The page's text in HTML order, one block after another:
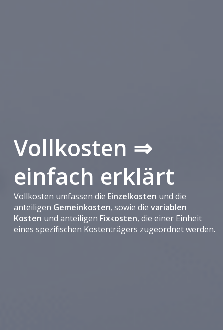
Vollkosten ⇒
einfach erklärt
Vollkosten umfassen die Einzelkosten und die
anteiligen Gemeinkosten, sowie dievariablen
Kosten und anteiligen Fixkosten, die einer Einheit
eines spezifischen Kostenträgers zugeordnet werden.